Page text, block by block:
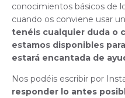
conocimientos básicos de
cuando os conviene usar
tenéis cualquier duda o
estamos disponibles
estará encantada de
Nos podéis escribir por
responder lo antes